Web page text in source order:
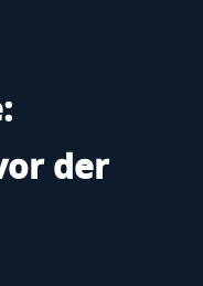
der